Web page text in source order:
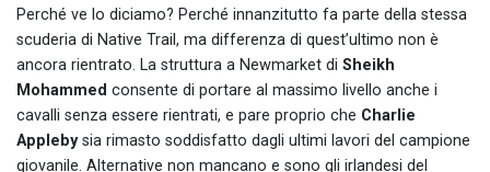
Perché ve lo diciamo? Perché innanzitutto fa parte della stessa
scuderia di Native Trail, ma differenza di quest’ultimo non è
ancora rientrato. La struttura a Newmarket di Sheikh
Mohammed consente di portare al massimo livello anche i
cavalli senza essere rientrati, e pare proprio che Charlie
Applebysia rimasto soddisfatto dagli ultimi lavori del campione
giovanile. Alternative non mancano e sono gli irlandesi del